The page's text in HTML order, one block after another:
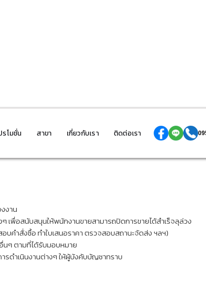
รโมชั่น สาขา เกี่ยวกับเรา ติดต่อเรา
าย
หนึ่งกับเรา
งาน
เพื่อสนับสนุนให้พนักงานขายสามารถปิดการขายได้สำเร็จลุล่วง
บคำสั่งซื้อ ทำใบเสนอราคา ตรวจสอบสถานะจัดส่ง ฯลฯ)
นๆ ตามที่ได้รับมอบหมาย
รดำเนินงานต่างๆ ให้ผู้บังคับบัญชาทราบ